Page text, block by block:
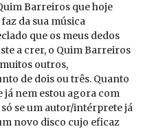
Barreiros que hoje
da sua música
que os meus dedos
a crer, o Quim Barreiros
outros,
de dois ou três. Quanto
já nem estou agora com
se um autor/intérprete já
novo disco cujo eficaz